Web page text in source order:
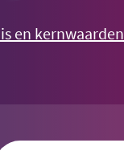
en kernwaarden